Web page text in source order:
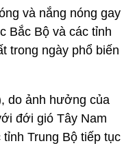
và nắng nóng gay
Bắc Bộ và các tỉnh
trong ngày phổ biến
do ảnh hưởng của
đới gió Tây Nam
Trung Bộ tiếp tục